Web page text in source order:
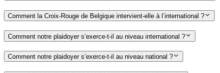
Comment la Croix-Rouge de Belgique intervient-elle à l’international ?
Comment notre plaidoyer s’exerce-t-il au niveau international ?
Comment notre plaidoyer s’exerce-t-il au niveau national ?